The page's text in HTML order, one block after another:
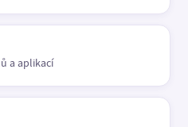
a aplikací